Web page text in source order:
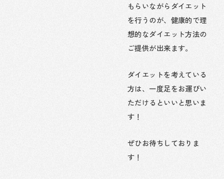
もらいながらダイエット
を行うのが、健康的で理
想的なダイエット方法の
ご提供が出来ます。
ダイエットを考えている
方は、一度足をお運びい
ただけるといいと思いま
す！
ぜひお待ちしておりま
す！